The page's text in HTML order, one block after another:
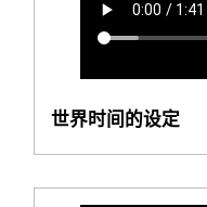
世界时间的设定